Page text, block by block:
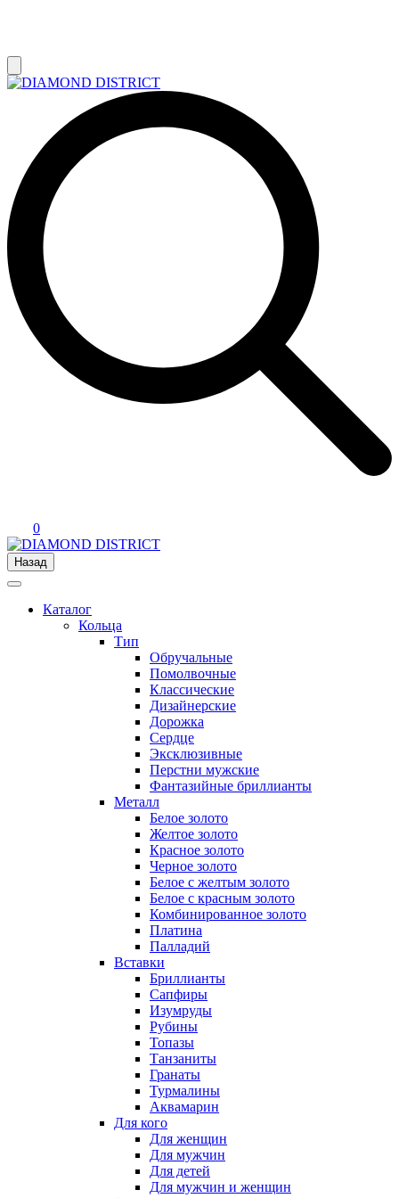
0
Назад
Каталог
Кольца
Тип
Обручальные
Помолвочные
Классические
Дизайнерские
Дорожка
Сердце
Эксклюзивные
Перстни мужские
Фантазийные бриллианты
Металл
Белое золото
Желтое золото
Красное золото
Черное золото
Белое с желтым золото
Белое с красным золото
Комбинированное золото
Платина
Палладий
Вставки
Бриллианты
Сапфиры
Изумруды
Рубины
Топазы
Танзаниты
Гранаты
Турмалины
Аквамарин
Для кого
Для женщин
Для мужчин
Для детей
Для мужчин и женщин